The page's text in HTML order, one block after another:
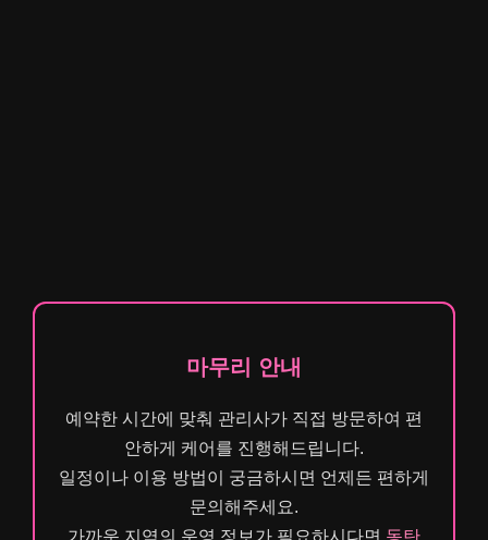
마무리 안내
예약한 시간에 맞춰 관리사가 직접 방문하여 편
안하게 케어를 진행해드립니다.
일정이나 이용 방법이 궁금하시면 언제든 편하게
문의해주세요.
가까운 지역의 운영 정보가 필요하시다면 동탄